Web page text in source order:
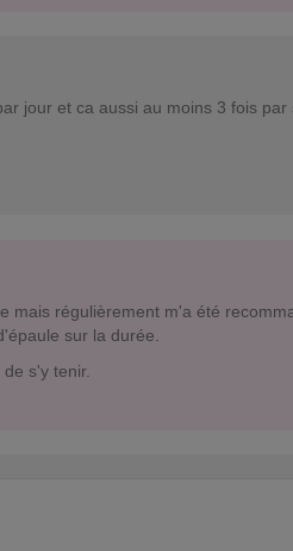
jour et ca aussi au moins 3 fois par
mais régulièrement m'a été
sur la durée.
s'y tenir.